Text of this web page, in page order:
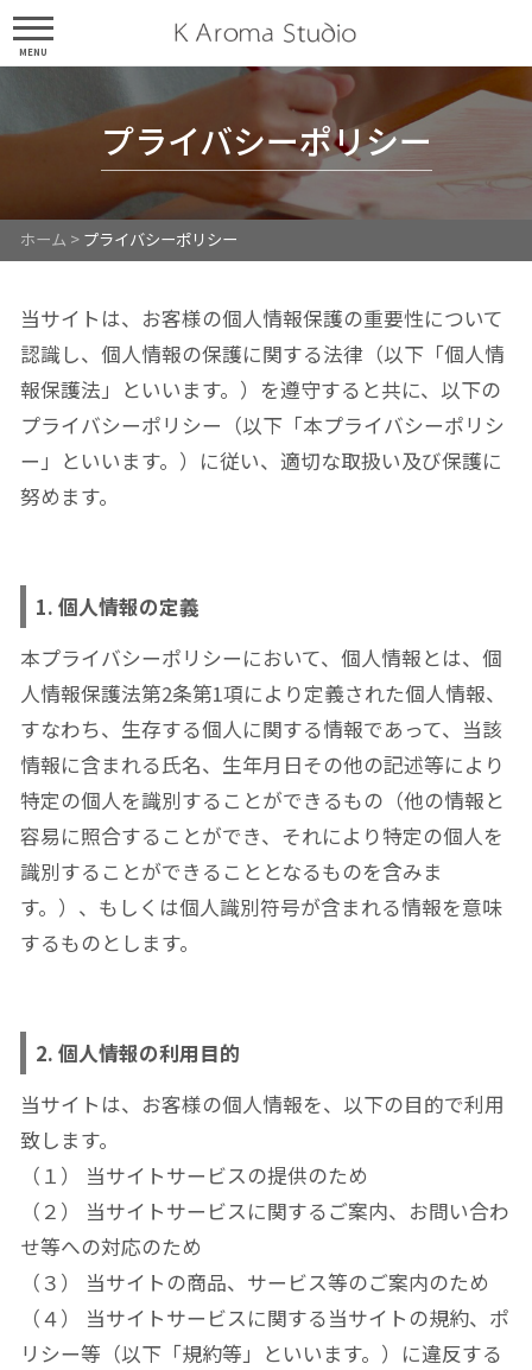
MENU
プライバシーポリシー
ホーム > プライバシーポリシー
当サイトは、お客様の個人情報保護の重要性について
認識し、個人情報の保護に関する法律（以下「個人情
報保護法」といいます。）を遵守すると共に、以下の
プライバシーポリシー（以下「本プライバシーポリシ
ー」といいます。）に従い、適切な取扱い及び保護に
努めます。
1. 個人情報の定義
本プライバシーポリシーにおいて、個人情報とは、個
人情報保護法第2条第1項により定義された個人情報、
すなわち、生存する個人に関する情報であって、当該
情報に含まれる氏名、生年月日その他の記述等により
特定の個人を識別することができるもの（他の情報と
容易に照合することができ、それにより特定の個人を
識別することができることとなるものを含みま
す。）、もしくは個人識別符号が含まれる情報を意味
するものとします。
2. 個人情報の利用目的
当サイトは、お客様の個人情報を、以下の目的で利用
致します。
（１） 当サイトサービスの提供のため
（２） 当サイトサービスに関するご案内、お問い合わ
せ等への対応のため
（３） 当サイトの商品、サービス等のご案内のため
（４） 当サイトサービスに関する当サイトの規約、ポ
リシー等（以下「規約等」といいます。）に違反する